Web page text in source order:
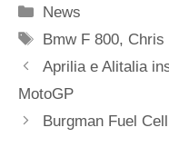
Categorie
News
Tag
Bmw F 800, Chris
Aprilia e Alitalia
MotoGP
Burgman Fuel